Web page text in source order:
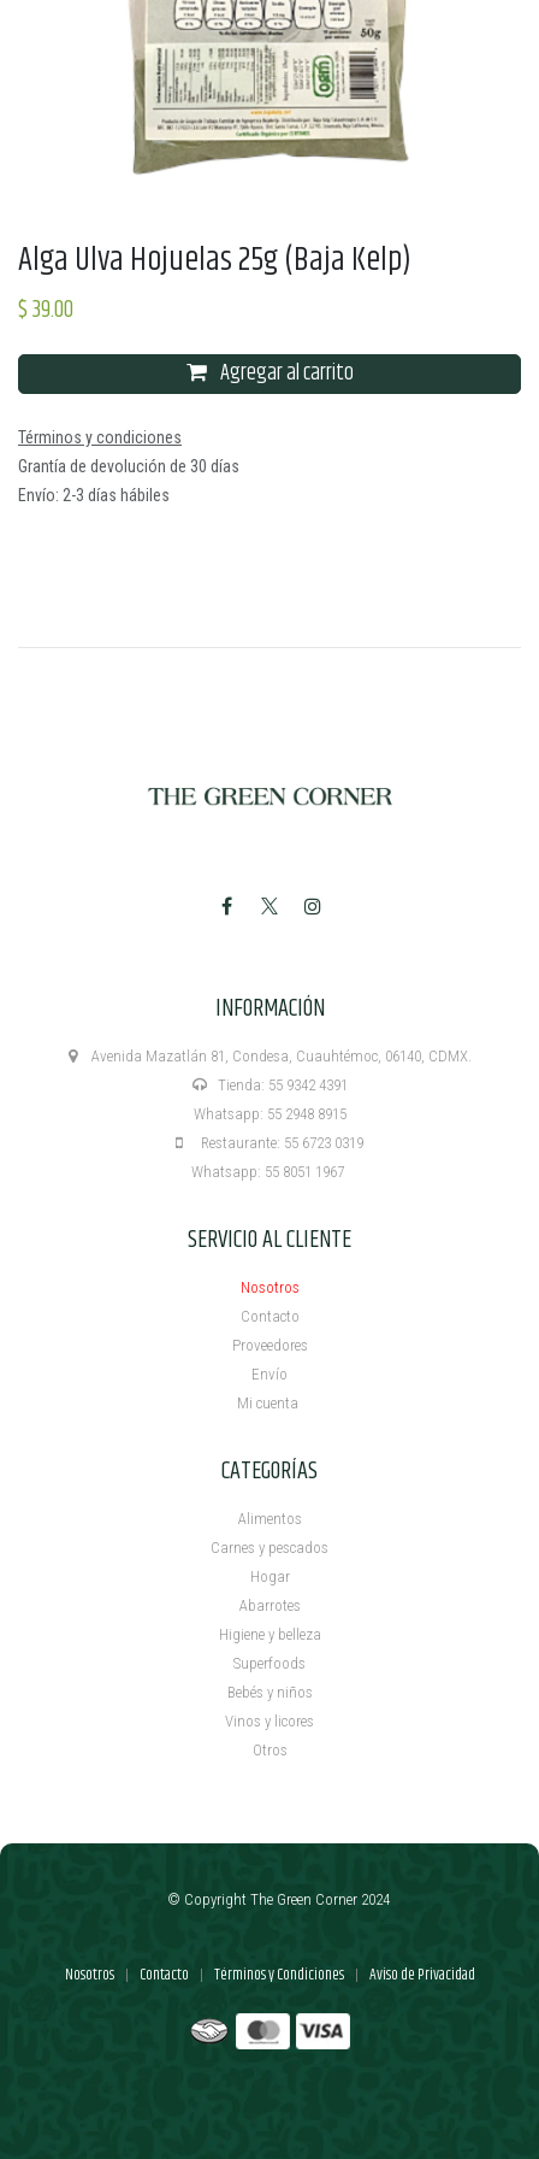
Alga Ulva Hojuelas 25g (Baja Kelp)
$39.00
Agregar al carrito
Términos y condiciones
Grantía de devolución de 30 días
Envío: 2-3 días hábiles
INFORMACIÓN
Avenida Mazatlán 81, Condesa, Cuauhtémoc, 06140, CDMX.
Tienda: 55 9342 4391
Whatsapp: 55 2948 8915
Restaurante: 55 6723 0319
Whatsapp: 55 8051 1967
SERVICIO AL CLIENTE
Nosotros
Contacto
Proveedores
Envío
Mi cuenta ​
CATEGORÍAS
Alimentos
Carnes y pescados
Hogar
Abarrotes
Higiene y belleza
Superfoods
Bebés y niños
Vinos y licores
Otros
Nosotros | Contacto | Términos y Condiciones | Aviso de Privacidad
© Copyright The Green Corner 2024